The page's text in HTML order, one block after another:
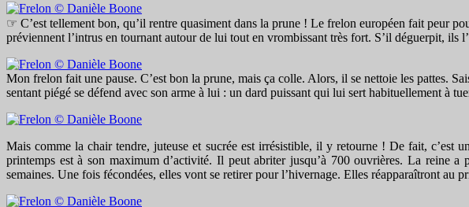
☞ C’est tellement bon, qu’il rentre quasiment dans la prune ! Le frelon européen fait peur
préviennent l’intrus en tournant autour de lui tout en vrombissant très fort. S’il déguerpit, ils
Mon frelon fait une pause. C’est bon la prune, mais ça colle. Alors, il se nettoie les pattes.
sentant piégé se défend avec son arme à lui : un dard puissant qui lui sert habituellement à
Mais comme la chair tendre, juteuse et sucrée est irrésistible, il y retourne ! De fait, c’est
printemps est à son maximum d’activité. Il peut abriter jusqu’à 700 ouvrières. La reine
semaines. Une fois fécondées, elles vont se retirer pour l’hivernage. Elles réapparaîtront au